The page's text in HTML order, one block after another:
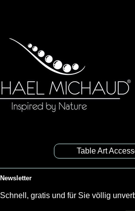
Table Art
Newsletter
Schnell, gratis und für Sie völlig